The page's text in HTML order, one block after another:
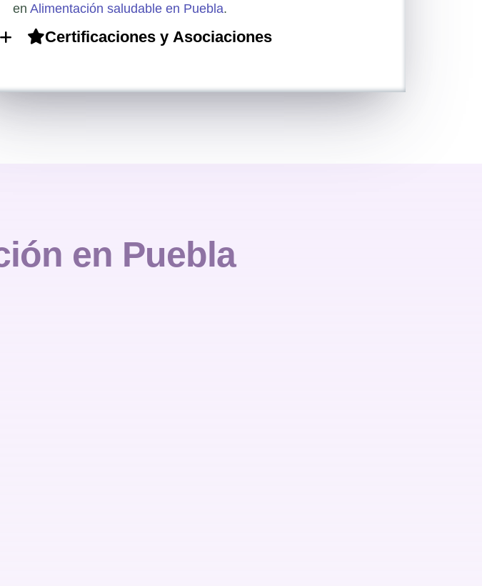
en Alimentación saludable en Puebla.
Certificaciones y Asociaciones
en Puebla